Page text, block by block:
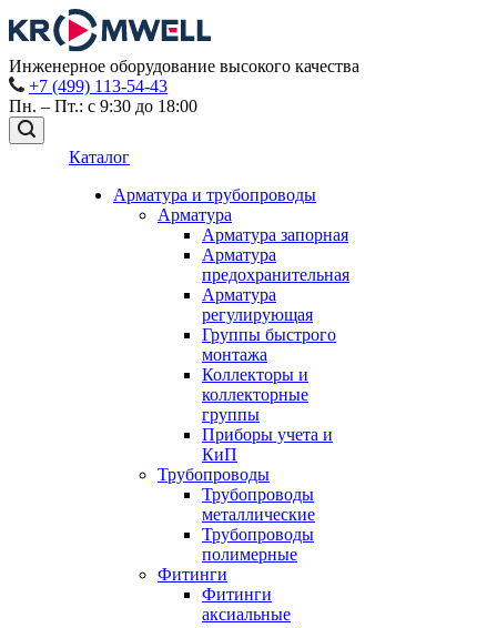
Инженерное оборудование высокого качества
+7 (499) 113-54-43
Пн. – Пт.: с 9:30 до 18:00
Каталог
Арматура и трубопроводы
Арматура
Арматура запорная
Арматура
предохранительная
Арматура
регулирующая
Группы быстрого
монтажа
Коллекторы и
коллекторные
группы
Приборы учета и
КиП
Трубопроводы
Трубопроводы
металлические
Трубопроводы
полимерные
Фитинги
Фитинги
аксиальные